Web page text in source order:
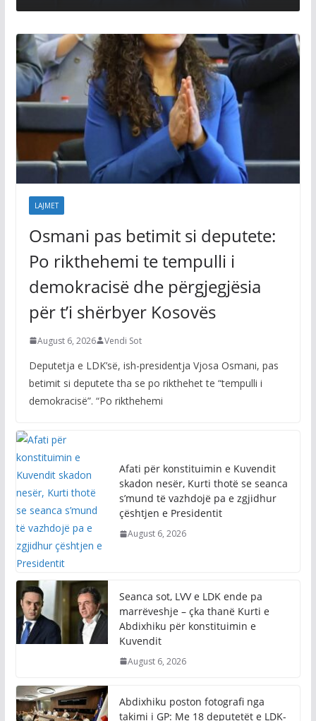
LAJMET
Osmani pas betimit si deputete:
Po rikthehemi te tempulli i
demokracisë dhe përgjegjësia
për t’i shërbyer Kosovës
August 6, 2026 Vendi Sot
Deputetja e LDK’së, ish-presidentja Vjosa Osmani, pas
betimit si deputete tha se po rikthehet te “tempulli i
demokracisë”. “Po rikthehemi
Afati për konstituimin e Kuvendit
skadon nesër, Kurti thotë se seanca
s’mund të vazhdojë pa e zgjidhur
çështjen e Presidentit
August 6, 2026
Seanca sot, LVV e LDK ende pa
marrëveshje – çka thanë Kurti e
Abdixhiku për konstituimin e
Kuvendit
August 6, 2026
Abdixhiku poston fotografi nga
takimi i GP: Me 18 deputetët e LDK-